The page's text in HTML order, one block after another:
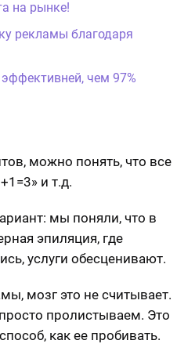
на рынке!
рекламы благодаря
чем 97%
можно понять, что все
и т.д.
мы поняли, что в
эпиляция, где
услуги обесценивают.
мозг это не считывает.
пролистываем. Это
как ее пробивать.